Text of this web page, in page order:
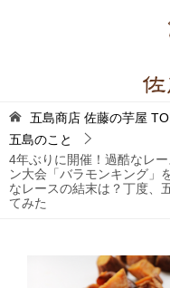
五島商店 佐藤の芋屋
五島のこと
4年ぶりに開催！過酷なレ
ン大会「バラモンキング」
なレースの結末は？丁度、
てみた